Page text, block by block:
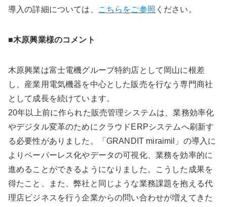
導入の詳細については、 こちらをご参照 ください。
■木原興業様のコメント
木原興業は富士電機グループ特約店として岡山に根差
し、産業用電気機器を中心とした販売を行なう専門商社
として成長を続けています。
20年以上前に作られた販売管理システムは、業務効率化
やデジタル変革のためにクラウドERPシステムへ刷新す
る必要性がありました。「GRANDIT miraimil」の導入に
よりペーパーレス化やデータの可視化、業務を効率的に
進めることができるようになりました。こうした成果を
得たこと、また、弊社と同じような業務課題を抱える代
理店ビジネスを行う企業からの問い合わせが増えてきた